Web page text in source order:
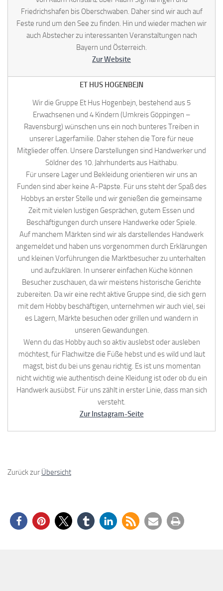
Friedrichshafen bis Oberschwaben. Daher sind wir auch auf
Feste rund um den See zu finden. Hin und wieder machen wir
auch Abstecher zu interessanten Veranstaltungen nach
Bayern und Österreich.
Zur Website
ET HUS HOGENBEJN
Wir die Gruppe Et Hus Hogenbejn, bestehend aus 5
Erwachsenen und 4 Kindern (Umkreis Göppingen –
Ravensburg) wünschen uns ein noch bunteres Treiben in
unserer Lagerfamilie. Daher stehen die Tore für neue
Mitglieder offen. Unsere Darstellungen sind Handwerker und
Söldner des 10. Jahrhunderts aus Haithabu.
Für unsere Lager und Bekleidung orientieren wir uns an
Funden sind aber keine A-Päpste. Für uns steht der Spaß des
Hobbys an erster Stelle und wir genießen die gemeinsame
Zeit mit vielen lustigen Gesprächen, gutem Essen und
Beschäftigungen durch unsere Handwerke oder Spiele.
Auf manchem Märkten sind wir als darstellendes Handwerk
angemeldet und haben uns vorgenommen durch Erklärungen
und kleinen Vorführungen die Marktbesucher zu unterhalten
und aufzuklären. In unserer einfachen Küche können
Besucher zuschauen, da wir meistens historische Gerichte
zubereiten. Da wir eine recht aktive Gruppe sind, die sich gern
mit dem Hobby beschäftigen, unternehmen wir auch viel, sei
es Lagern, Märkte besuchen oder grillen und wandern in
unseren Gewandungen.
Wenn du das Hobby auch so aktiv auslebst oder ausleben
möchtest, für Flachwitze die Füße hebst und es wild und laut
magst, bist du bei uns genau richtig. Es ist uns momentan
nicht wichtig wie authentisch deine Kleidung ist oder ob du ein
Handwerk ausübst. Für uns zählt in erster Linie, dass man sich
versteht.
Zur Instagram-Seite
Zurück zur Übersicht